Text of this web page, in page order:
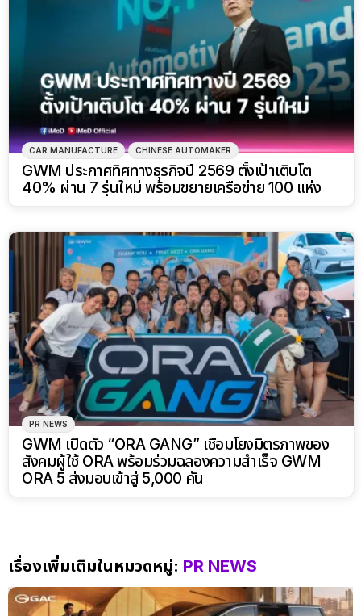
CAR MANUFACTURE CHINESE AUTOMAKER
GWM ประกาศทิศทางธุรกิจปี 2569 ตั้งเป้าเติบโต
40% ผ่าน 7 รุ่นใหม่ พร้อมขยายเครือข่าย 100 แห่ง
PR NEWS
GWM เปิดตัว “ORA GANG” เชื่อมโยงมิตรภาพของ
สังคมผู้ใช้ ORA พร้อมร่วมฉลองความสำเร็จ GWM
ORA 5 ส่งมอบเข้าสู่ 5,000 คัน
เรื่องเพิ่มเติมในหมวดหมู่: PR NEWS